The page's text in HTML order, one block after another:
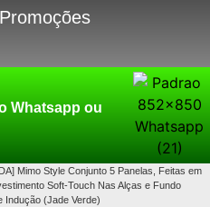
Whatsapp ou
Mimo Style Conjunto 5 Panelas, Feitas em
Soft-Touch Nas Alças e Fundo
Indução (Jade Verde)